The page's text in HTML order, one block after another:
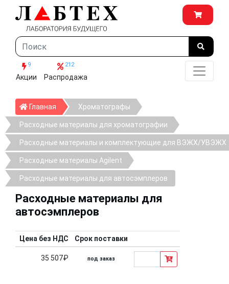
9
Акции
212
Распродажа
Главная ГлавнаяХроматографы
Расходные материалы для хроматографии
Расходные материалы и комплектующие для ВЭЖХ/УВЭЖХ
Расходные материалы Agilent
Расходные материалы для автосэмплеров
Расходные материалы для
автосэмплеров
Цена без НДС Срок поставки
35 507₽ под заказ